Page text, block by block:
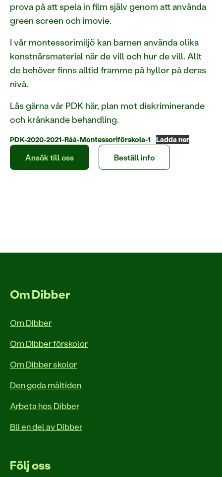
prova på att spela in film själv genom att använda
green screen och imovie.
I vår montessorimiljö kan barnen använda olika
konstnärsmaterial när de vill och hur de vill. Allt
de behöver finns alltid framme på hyllor på deras
nivå.
Läs gärna vår PDK här, plan mot diskriminerande
och kränkande behandling.
PDK-2020-2021-Råå-Montessoriförskola-1 Ladda ner
Ansök till oss Beställ info
Om Dibber
Om Dibber
Om Dibber förskolor
Om Dibber skolor
Den goda måltiden
Arbeta hos Dibber
Bli en del av Dibber
Följ oss